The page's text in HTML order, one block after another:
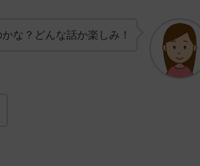
な？どんな話か楽しみ！